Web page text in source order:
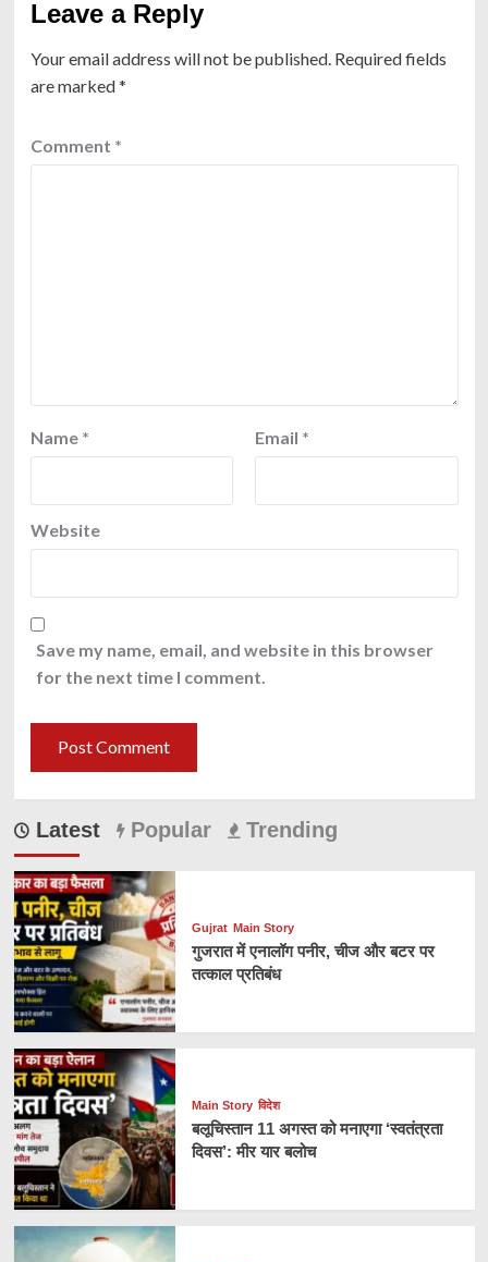
Leave a Reply
Your email address will not be published. Required fields
are marked*
Comment *
Name * Email *
Website
Save my name, email, and website in this browser
for the next time I comment.
Latest Popular Trending
Gujrat Main Story
गुजरात में एनालॉग पनीर, चीज और बटर पर
तत्काल प्रतिबंध
Main Story विदेश
बलूचिस्तान 11 अगस्त को मनाएगा ‘स्वतंत्रता
दिवस’: मीर यार बलोच